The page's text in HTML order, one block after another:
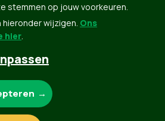
2024
stemmen op jouw voorkeuren.
wijzigen. Ons
hier.